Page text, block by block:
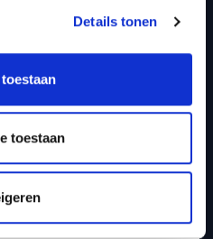
Details tonen
toestaan
als
jouw
geïnformeerde en
die jouw